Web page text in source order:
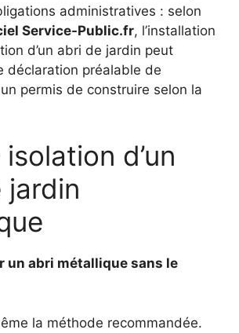
administratives : selon
Service-Public.fr, l’installation
d’un abri de jardin peut
déclaration préalable de
permis de construire selon la
d’un
jardin
un abri métallique sans le
la méthode recommandée.